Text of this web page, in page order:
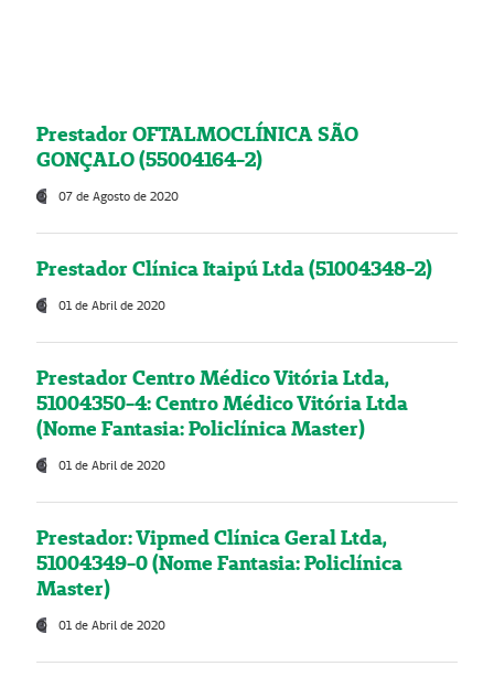
Prestador OFTALMOCLÍNICA SÃO
GONÇALO (55004164-2)
07 de Agosto de 2020
Prestador Clínica Itaipú Ltda (51004348-2)
01 de Abril de 2020
Prestador Centro Médico Vitória Ltda,
51004350-4: Centro Médico Vitória Ltda
(Nome Fantasia: Policlínica Master)
01 de Abril de 2020
Prestador: Vipmed Clínica Geral Ltda,
51004349-0 (Nome Fantasia: Policlínica
Master)
01 de Abril de 2020